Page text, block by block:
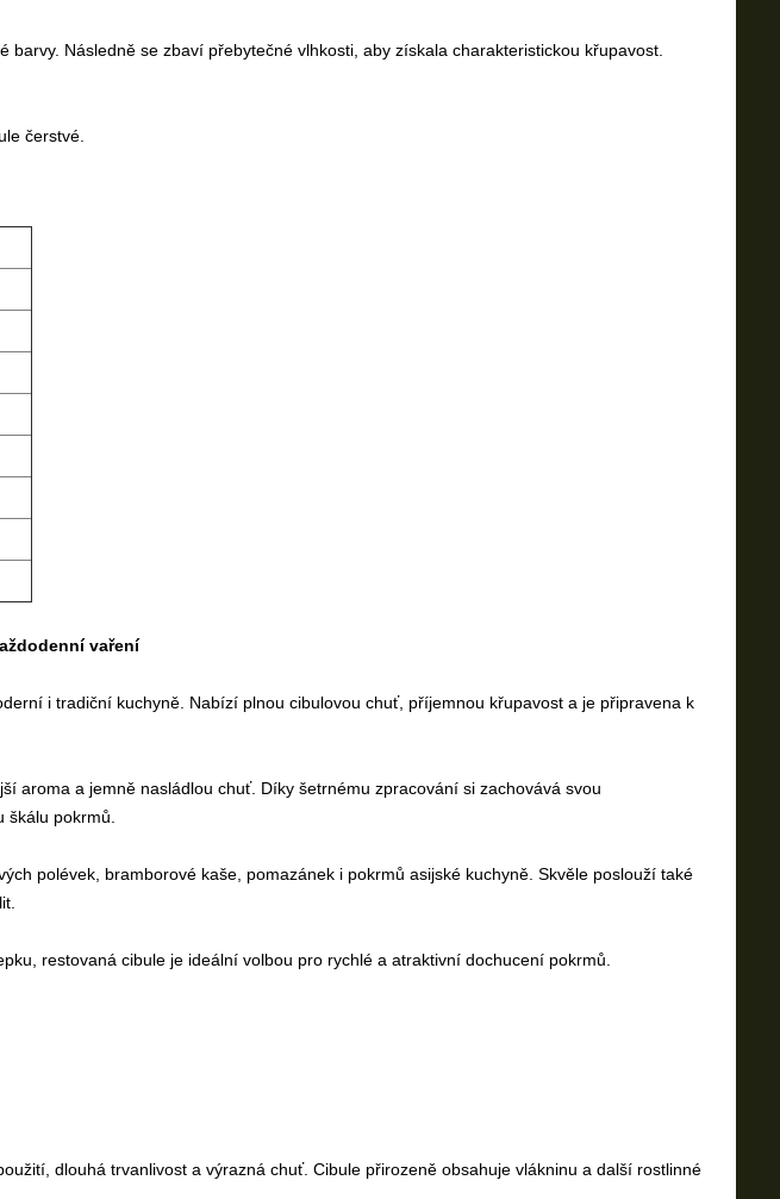
Následně se zbaví přebytečné vlhkosti, aby získala charakteristickou křupavost.
čerstvé.
vaření
i tradiční kuchyně. Nabízí plnou cibulovou chuť, příjemnou křupavost a je připravena k
aroma a jemně nasládlou chuť. Díky šetrnému zpracování si zachovává svou
pokrmů.
polévek, bramborové kaše, pomazánek i pokrmů asijské kuchyně. Skvěle poslouží také
restovaná cibule je ideální volbou pro rychlé a atraktivní dochucení pokrmů.
dlouhá trvanlivost a výrazná chuť. Cibule přirozeně obsahuje vlákninu a další rostlinné